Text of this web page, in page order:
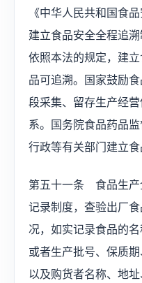
《中华人民共和国食
建立食品安全全程追
依照本法的规定，建
品可追溯。国家鼓励
段采集、留存生产经
系。国务院食品药品
行政等有关部门建立
第五十一条 食品生产
记录制度，查验出厂
况，如实记录食品的
或者生产批号、保质
以及购货者名称、地